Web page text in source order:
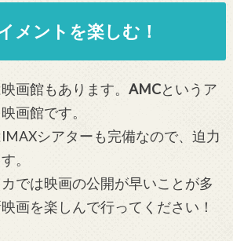
メントを楽しむ！
画館もあります。 AMCというア
画館です。
シアターも完備なので、迫力
。
では映画の公開が早いことが多
画を楽しんで行ってください！